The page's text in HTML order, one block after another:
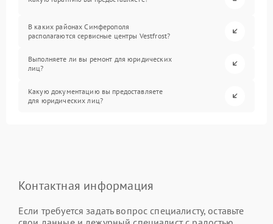
В каких районах Симферополя
располагаются сервисные центры Vestfrost?
Выполняете ли вы ремонт для юридических
лиц?
Какую документацию вы предоставляете
для юридических лиц?
Контактная информация
Если требуется задать вопрос специалисту, оставьте